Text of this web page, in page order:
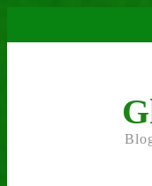
content